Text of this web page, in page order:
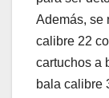
Además, se
calibre 22
cartuchos a
bala calibre